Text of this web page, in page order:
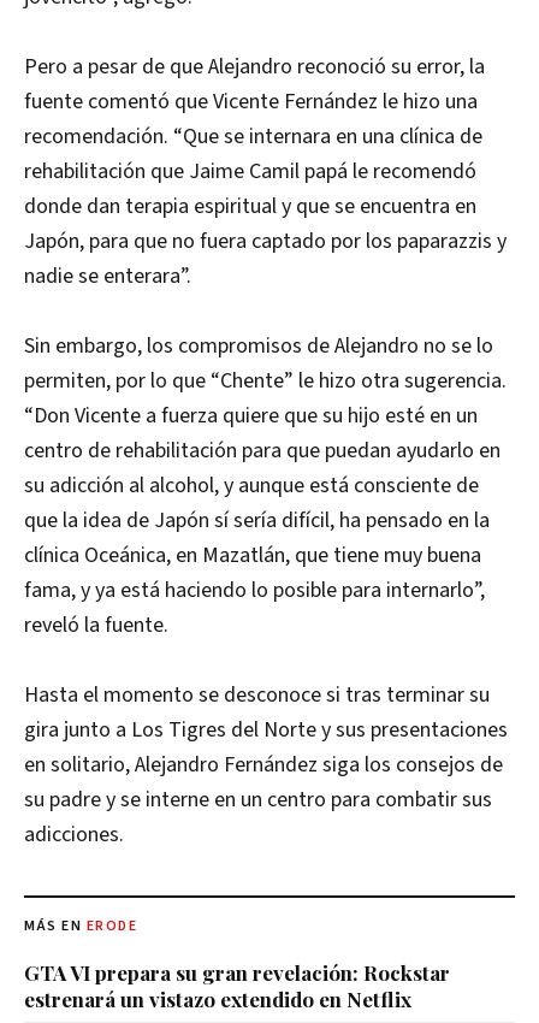
Pero a pesar de que Alejandro reconoció su error, la
fuente comentó que Vicente Fernández le hizo una
recomendación. “Que se internara en una clínica de
rehabilitación que Jaime Camil papá le recomendó
donde dan terapia espiritual y que se encuentra en
Japón, para que no fuera captado por los paparazzis y
nadie se enterara”.
Sin embargo, los compromisos de Alejandro no se lo
permiten, por lo que “Chente” le hizo otra sugerencia.
“Don Vicente a fuerza quiere que su hijo esté en un
centro de rehabilitación para que puedan ayudarlo en
su adicción al alcohol, y aunque está consciente de
que la idea de Japón sí sería difícil, ha pensado en la
clínica Oceánica, en Mazatlán, que tiene muy buena
fama, y ya está haciendo lo posible para internarlo”,
reveló la fuente.
Hasta el momento se desconoce si tras terminar su
gira junto a Los Tigres del Norte y sus presentaciones
en solitario, Alejandro Fernández siga los consejos de
su padre y se interne en un centro para combatir sus
adicciones.
MÁS EN ERODE
GTA VI prepara su gran revelación: Rockstar
estrenará un vistazo extendido en Netflix